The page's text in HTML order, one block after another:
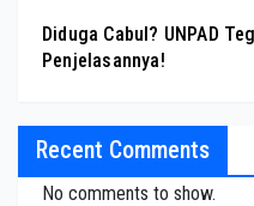
Diduga Cabul? UNPAD
Penjelasannya!
Recent Comments
No comments to show.